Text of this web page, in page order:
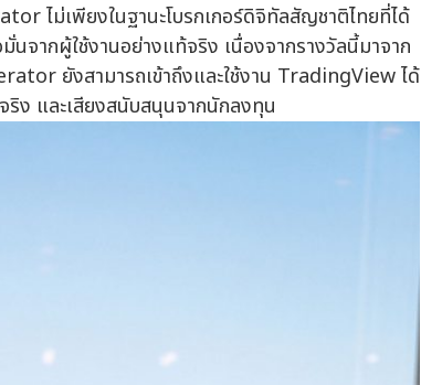
ไม่เพียงในฐานะโบรกเกอร์ดิจิทัลสัญชาติไทยที่ได้
นจากผู้ใช้งานอย่างแท้จริง เนื่องจากรางวัลนี้มาจาก
ยังสามารถเข้าถึงและใช้งาน TradingView ได้
ริง และเสียงสนับสนุนจากนักลงทุน